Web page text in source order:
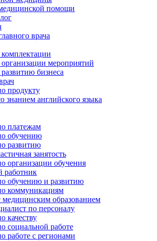
помощи
врача
мероприятий
бизнеса
продукту
знанием английского языка
платежам
обучению
развитию
занятость
организации обучения
работник
обучению и развитию
коммуникациям
медицинским образованием
по персоналу
качеству
социальной работе
работе с регионами